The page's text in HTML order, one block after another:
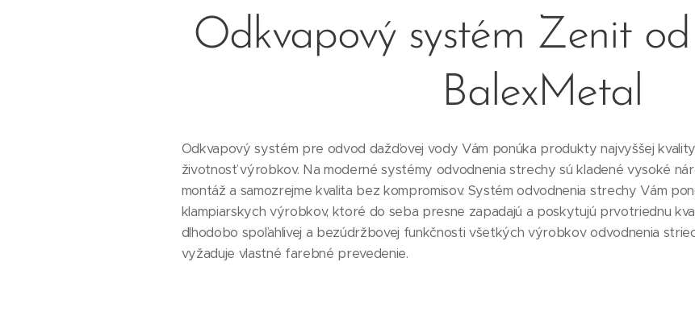
Odkvapový systém Zenit
BalexMetal
Odkvapový systém pre odvod dažďovej vody Vám ponúka produkty najvyššej
životnosť výrobkov. Na moderné systémy odvodnenia strechy sú kladené vysoké
montáž a samozrejme kvalita bez kompromisov. Systém odvodnenia strechy Vám
klampiarskych výrobkov, ktoré do seba presne zapadajú a poskytujú prvotriednu
dlhodobo spoľahlivej a bezúdržbovej funkčnosti všetkých výrobkov odvodnenia
vyžaduje vlastné farebné prevedenie.